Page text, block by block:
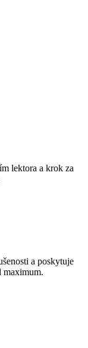
lektora a krok za
a poskytuje
maximum.